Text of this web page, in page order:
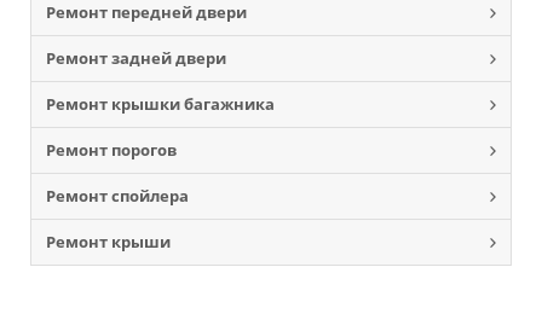
Ремонт передней двери
Ремонт задней двери
Ремонт крышки багажника
Ремонт порогов
Ремонт спойлера
Ремонт крыши